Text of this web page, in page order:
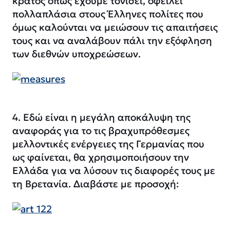
πολλαπλάσια στους Έλληνες πολίτες που
όμως καλούνται να μειώσουν τις απαιτήσεις
τους και να αναλάβουν πάλι την εξόφληση
των διεθνών υποχρεώσεων.
4. Εδώ είναι η μεγάλη αποκάλυψη της
αναφοράς για το τις βραχυπρόθεσμες
μελλοντικές ενέργειες της Γερμανίας που
ως φαίνεται, θα χρησιμοποιήσουν την
Ελλάδα για να λύσουν τις διαφορές τους με
τη Βρετανία. Διαβάστε με προσοχή: